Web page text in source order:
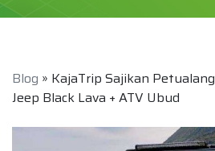
Blog » KajaTrip Sajikan
Jeep Black Lava + ATV Ubud